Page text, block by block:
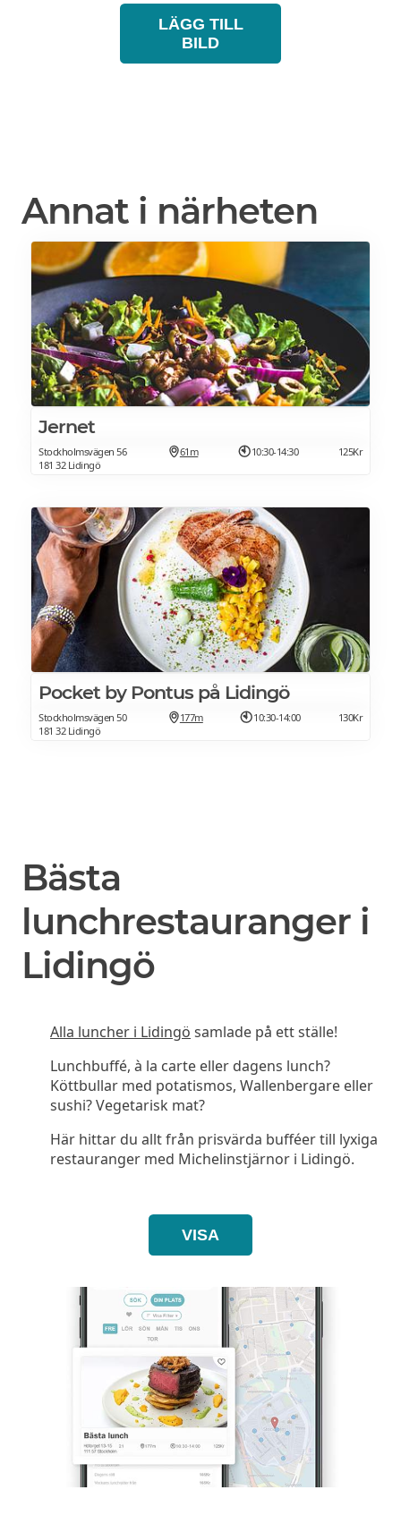
LÄGG TILL
BILD
Annat i närheten
Jernet
Stockholmsvägen 56
181 32 Lidingö
61m 10:30-14:30 125Kr
Pocket by Pontus på Lidingö
Stockholmsvägen 50
181 32 Lidingö
177m 10:30-14:00 130Kr
Bästa
lunchrestauranger i
Lidingö
Alla luncher i Lidingö samlade på ett ställe!
Lunchbuffé, à la carte eller dagens lunch?
Köttbullar med potatismos, Wallenbergare eller
sushi? Vegetarisk mat?
Här hittar du allt från prisvärda bufféer till lyxiga
restauranger med Michelinstjärnor i Lidingö.
VISA